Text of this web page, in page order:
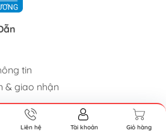
tin
& giao nhận
tiền
Liên hệ Tài khoản Giỏ hàng